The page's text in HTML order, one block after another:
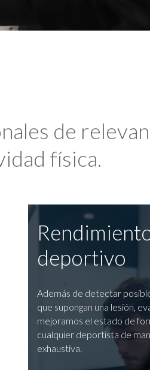
de
física.
deportivo
Además de detectar
que supongan una lesión,
mejoramos el estado de
cualquier deportista de
exhaustiva.